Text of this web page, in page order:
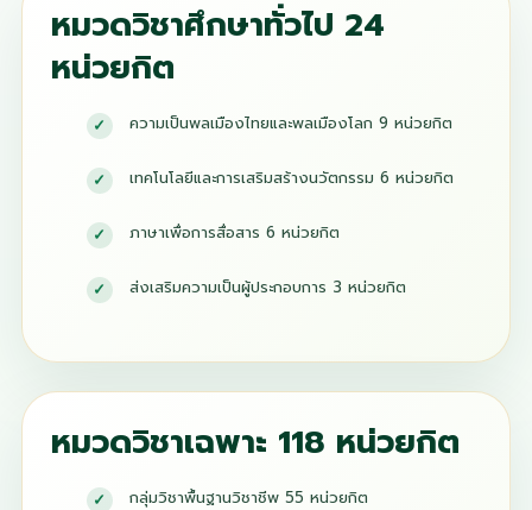
หมวดวิชาศึกษาทั่วไป 24
หน่วยกิต
ความเป็นพลเมืองไทยและพลเมืองโลก 9 หน่วยกิต
เทคโนโลยีและการเสริมสร้างนวัตกรรม 6 หน่วยกิต
ภาษาเพื่อการสื่อสาร 6 หน่วยกิต
ส่งเสริมความเป็นผู้ประกอบการ 3 หน่วยกิต
หมวดวิชาเฉพาะ 118 หน่วยกิต
กลุ่มวิชาพื้นฐานวิชาชีพ 55 หน่วยกิต